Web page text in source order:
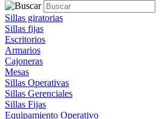
Sillas giratorias
Sillas fijas
Escritorios
Armarios
Cajoneras
Mesas
Sillas Operativas
Sillas Gerenciales
Sillas Fijas
Equipamiento Operativo